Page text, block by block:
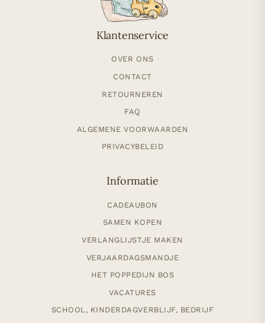
Klantenservice
OVER ONS
CONTACT
RETOURNEREN
FAQ
ALGEMENE VOORWAARDEN
PRIVACYBELEID
Informatie
CADEAUBON
SAMEN KOPEN
VERLANGLIJSTJE MAKEN
VERJAARDAGSMANDJE
HET POPPEDIJN BOS
VACATURES
SCHOOL, KINDERDAGVERBLIJF, BEDRIJF